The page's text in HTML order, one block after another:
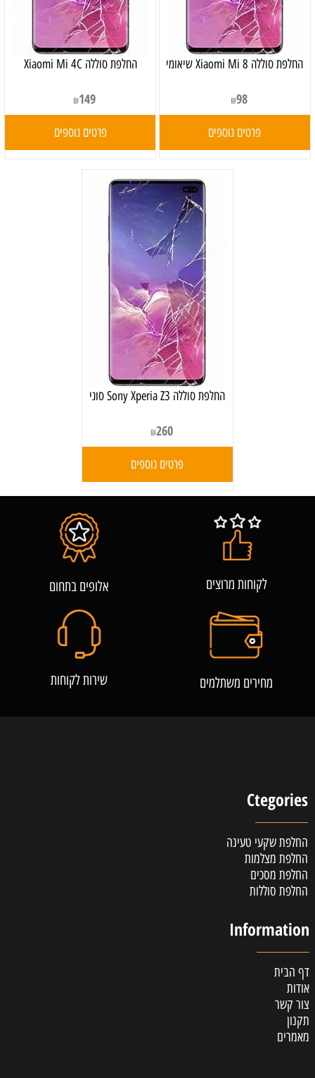
‏החלפת סוללה Xiaomi Mi 8 שיאומי
₪98
פרטים נוספים
החלפת סוללה Xiaomi Mi 4C
₪149
פרטים נוספים
‏החלפת סוללה Sony Xperia Z3 סוני
₪260
פרטים נוספים
לקוחות מרוצים אלופים בתחום
מחירים משתלמים שירות לקוחות
Ctegories
החלפת שקעי טעינה
החלפת מצלמות
החלפת מסכים
החלפת סוללות
Information
דף הבית
אודות
צור קשר
תקנון
מאמרים